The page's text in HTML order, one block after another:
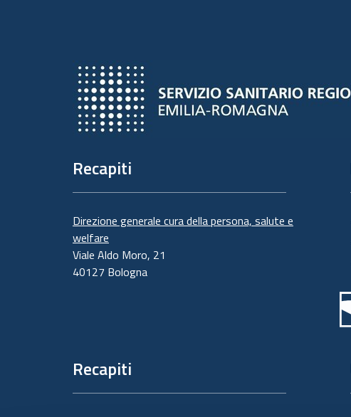
Recapiti
Direzione generale cura della persona, salute e
welfare
Viale Aldo Moro, 21
40127 Bologna
Recapiti